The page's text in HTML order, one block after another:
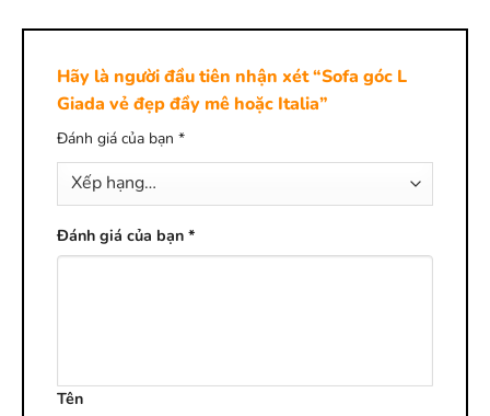
Hãy là người đầu tiên nhận xét “Sofa góc L
Giada vẻ đẹp đầy mê hoặc Italia”
Đánh giá của bạn *
Đánh giá của bạn *
Tên